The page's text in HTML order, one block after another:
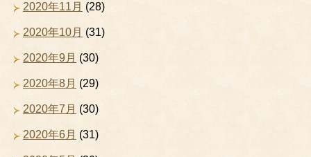
2020年11月 (28)
2020年10月 (31)
2020年9月 (30)
2020年8月 (29)
2020年7月 (30)
2020年6月 (31)